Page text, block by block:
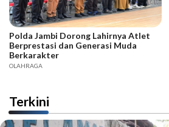
Polda Jambi Dorong Lahirnya Atlet
Berprestasi dan Generasi Muda
Berkarakter
OLAHRAGA
Terkini